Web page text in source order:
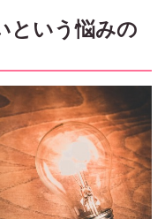
という悩みの